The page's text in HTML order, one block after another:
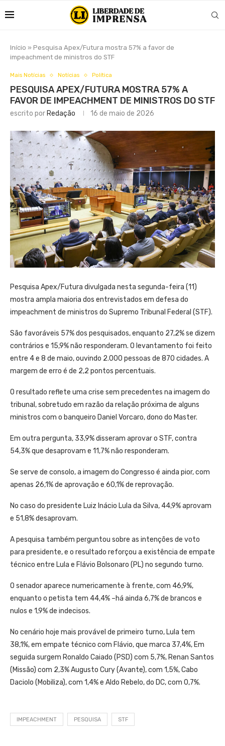
Início » Pesquisa Apex/Futura mostra 57% a favor de
impeachment de ministros do STF
Mais Notícias Notícias Política
PESQUISA APEX/FUTURA MOSTRA 57% A
FAVOR DE IMPEACHMENT DE MINISTROS DO STF
escrito por Redação 16 de maio de 2026
Pesquisa Apex/Futura divulgada nesta segunda-feira (11)
mostra ampla maioria dos entrevistados em defesa do
impeachment de ministros do Supremo Tribunal Federal (STF).
São favoráveis 57% dos pesquisados, enquanto 27,2% se dizem
contrários e 15,9% não responderam. O levantamento foi feito
entre 4 e 8 de maio, ouvindo 2.000 pessoas de 870 cidades. A
margem de erro é de 2,2 pontos percentuais.
O resultado reflete uma crise sem precedentes na imagem do
tribunal, sobretudo em razão da relação próxima de alguns
ministros com o banqueiro Daniel Vorcaro, dono do Master.
Em outra pergunta, 33,9% disseram aprovar o STF, contra
54,3% que desaprovam e 11,7% não responderam.
Se serve de consolo, a imagem do Congresso é ainda pior, com
apenas 26,1% de aprovação e 60,1% de reprovação.
No caso do presidente Luiz Inácio Lula da Silva, 44,9% aprovam
e 51,8% desaprovam.
A pesquisa também perguntou sobre as intenções de voto
para presidente, e o resultado reforçou a existência de empate
técnico entre Lula e Flávio Bolsonaro (PL) no segundo turno.
O senador aparece numericamente à frente, com 46,9%,
enquanto o petista tem 44,4% –há ainda 6,7% de brancos e
nulos e 1,9% de indecisos.
No cenário hoje mais provável de primeiro turno, Lula tem
38,1%, em empate técnico com Flávio, que marca 37,4%, Em
seguida surgem Ronaldo Caiado (PSD) com 5,7%, Renan Santos
(Missão) com 2,3% Augusto Cury (Avante), com 1,5%, Cabo
Daciolo (Mobiliza), com 1,4% e Aldo Rebelo, do DC, com 0,7%.
IMPEACHMENT PESQUISA STF